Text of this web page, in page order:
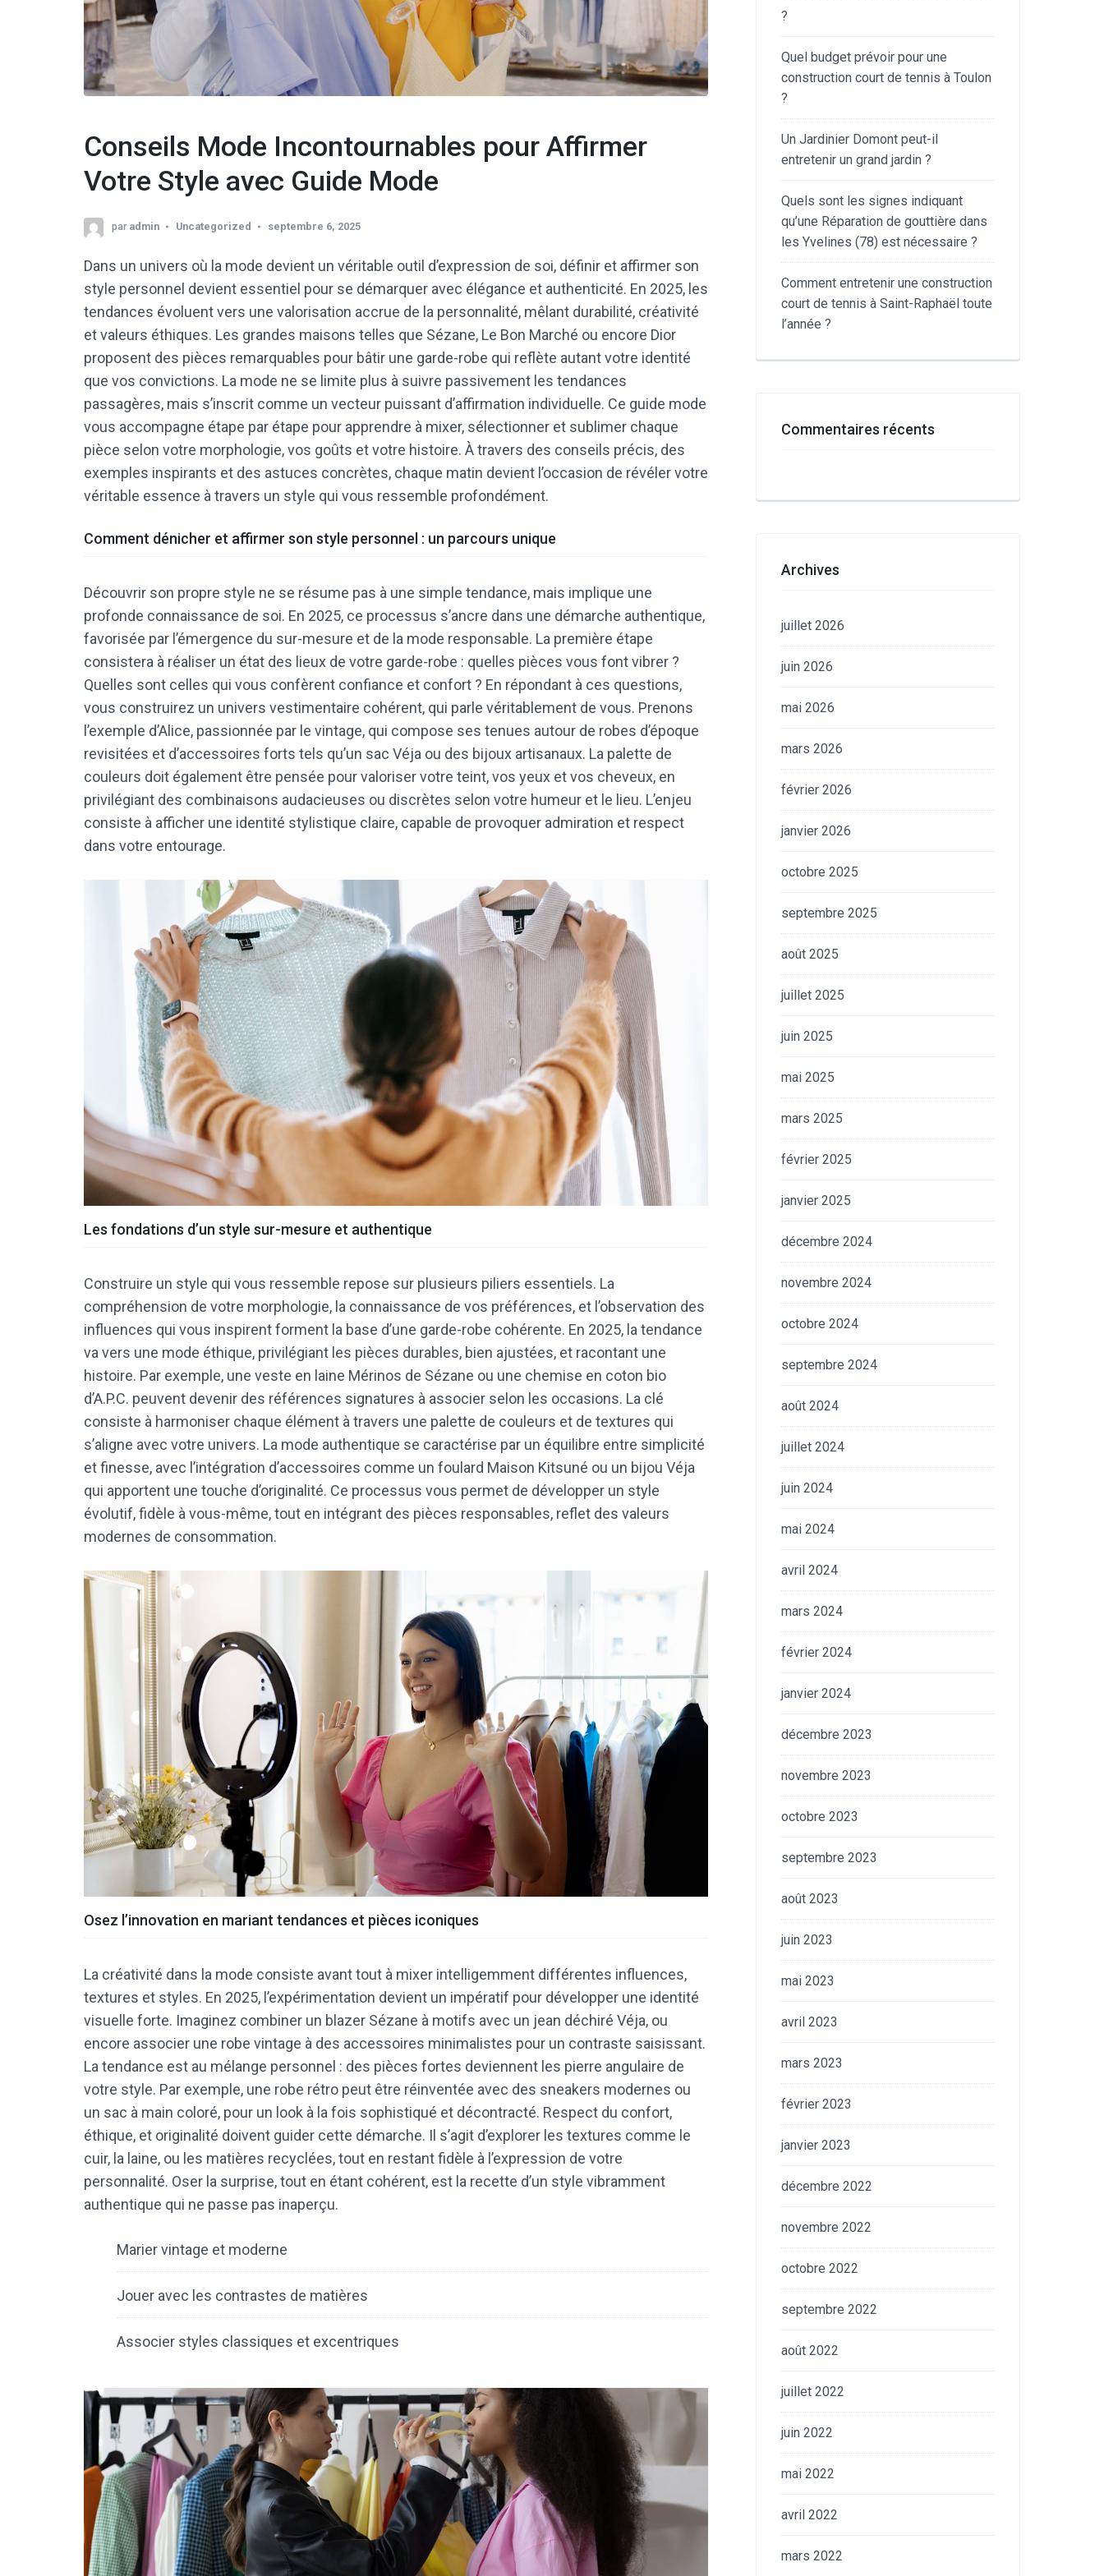
Conseils Mode Incontournables pour Affirmer
Votre Style avec Guide Mode
par admin Uncategorized septembre 6, 2025
Dans un univers où la mode devient un véritable outil d’expression de soi, définir et affirmer son
style personnel devient essentiel pour se démarquer avec élégance et authenticité. En 2025, les
tendances évoluent vers une valorisation accrue de la personnalité, mêlant durabilité, créativité
et valeurs éthiques. Les grandes maisons telles que Sézane, Le Bon Marché ou encore Dior
proposent des pièces remarquables pour bâtir une garde-robe qui reflète autant votre identité
que vos convictions. La mode ne se limite plus à suivre passivement les tendances
passagères, mais s’inscrit comme un vecteur puissant d’affirmation individuelle. Ce guide mode
vous accompagne étape par étape pour apprendre à mixer, sélectionner et sublimer chaque
pièce selon votre morphologie, vos goûts et votre histoire. À travers des conseils précis, des
exemples inspirants et des astuces concrètes, chaque matin devient l’occasion de révéler votre
véritable essence à travers un style qui vous ressemble profondément.
Comment dénicher et affirmer son style personnel : un parcours unique
Découvrir son propre style ne se résume pas à une simple tendance, mais implique une
profonde connaissance de soi. En 2025, ce processus s’ancre dans une démarche authentique,
favorisée par l’émergence du sur-mesure et de la mode responsable. La première étape
consistera à réaliser un état des lieux de votre garde-robe : quelles pièces vous font vibrer ?
Quelles sont celles qui vous confèrent confiance et confort ? En répondant à ces questions,
vous construirez un univers vestimentaire cohérent, qui parle véritablement de vous. Prenons
l’exemple d’Alice, passionnée par le vintage, qui compose ses tenues autour de robes d’époque
revisitées et d’accessoires forts tels qu’un sac Véja ou des bijoux artisanaux. La palette de
couleurs doit également être pensée pour valoriser votre teint, vos yeux et vos cheveux, en
privilégiant des combinaisons audacieuses ou discrètes selon votre humeur et le lieu. L’enjeu
consiste à afficher une identité stylistique claire, capable de provoquer admiration et respect
dans votre entourage.
Les fondations d’un style sur-mesure et authentique
Construire un style qui vous ressemble repose sur plusieurs piliers essentiels. La
compréhension de votre morphologie, la connaissance de vos préférences, et l’observation des
influences qui vous inspirent forment la base d’une garde-robe cohérente. En 2025, la tendance
va vers une mode éthique, privilégiant les pièces durables, bien ajustées, et racontant une
histoire. Par exemple, une veste en laine Mérinos de Sézane ou une chemise en coton bio
d’A.P.C. peuvent devenir des références signatures à associer selon les occasions. La clé
consiste à harmoniser chaque élément à travers une palette de couleurs et de textures qui
s’aligne avec votre univers. La mode authentique se caractérise par un équilibre entre simplicité
et finesse, avec l’intégration d’accessoires comme un foulard Maison Kitsuné ou un bijou Véja
qui apportent une touche d’originalité. Ce processus vous permet de développer un style
évolutif, fidèle à vous-même, tout en intégrant des pièces responsables, reflet des valeurs
modernes de consommation.
Osez l’innovation en mariant tendances et pièces iconiques
La créativité dans la mode consiste avant tout à mixer intelligemment différentes influences,
textures et styles. En 2025, l’expérimentation devient un impératif pour développer une identité
visuelle forte. Imaginez combiner un blazer Sézane à motifs avec un jean déchiré Véja, ou
encore associer une robe vintage à des accessoires minimalistes pour un contraste saisissant.
La tendance est au mélange personnel : des pièces fortes deviennent les pierre angulaire de
votre style. Par exemple, une robe rétro peut être réinventée avec des sneakers modernes ou
un sac à main coloré, pour un look à la fois sophistiqué et décontracté. Respect du confort,
éthique, et originalité doivent guider cette démarche. Il s’agit d’explorer les textures comme le
cuir, la laine, ou les matières recyclées, tout en restant fidèle à l’expression de votre
personnalité. Oser la surprise, tout en étant cohérent, est la recette d’un style vibramment
authentique qui ne passe pas inaperçu.
Marier vintage et moderne
Jouer avec les contrastes de matières
Associer styles classiques et excentriques
?
Quel budget prévoir pour une
construction court de tennis à Toulon
?
Un Jardinier Domont peut-il
entretenir un grand jardin ?
Quels sont les signes indiquant
qu’une Réparation de gouttière dans
les Yvelines (78) est nécessaire ?
Comment entretenir une construction
court de tennis à Saint-Raphaël toute
l’année ?
Commentaires récents
Archives
juillet 2026
juin 2026
mai 2026
mars 2026
février 2026
janvier 2026
octobre 2025
septembre 2025
août 2025
juillet 2025
juin 2025
mai 2025
mars 2025
février 2025
janvier 2025
décembre 2024
novembre 2024
octobre 2024
septembre 2024
août 2024
juillet 2024
juin 2024
mai 2024
avril 2024
mars 2024
février 2024
janvier 2024
décembre 2023
novembre 2023
octobre 2023
septembre 2023
août 2023
juin 2023
mai 2023
avril 2023
mars 2023
février 2023
janvier 2023
décembre 2022
novembre 2022
octobre 2022
septembre 2022
août 2022
juillet 2022
juin 2022
mai 2022
avril 2022
mars 2022